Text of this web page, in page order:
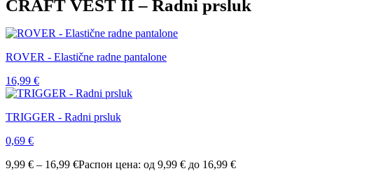
CRAFT VEST II – Radni prsluk
ROVER - Elastične radne pantalone
16,99 €
TRIGGER - Radni prsluk
0,69 €
9,99 € – 16,99 €Распон цена: од 9,99 € до 16,99 €